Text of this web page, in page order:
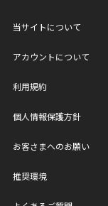
当サイトについて
アカウントについて
利用規約
個人情報保護方針
お客さまへのお願い
推奨環境